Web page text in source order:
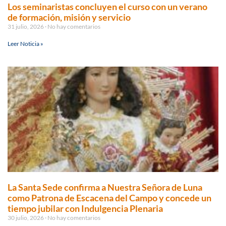
Los seminaristas concluyen el curso con un verano
de formación, misión y servicio
31 julio, 2026 No hay comentarios
Leer Noticia »
La Santa Sede confirma a Nuestra Señora de Luna
como Patrona de Escacena del Campo y concede un
tiempo jubilar con Indulgencia Plenaria
30 julio, 2026 No hay comentarios